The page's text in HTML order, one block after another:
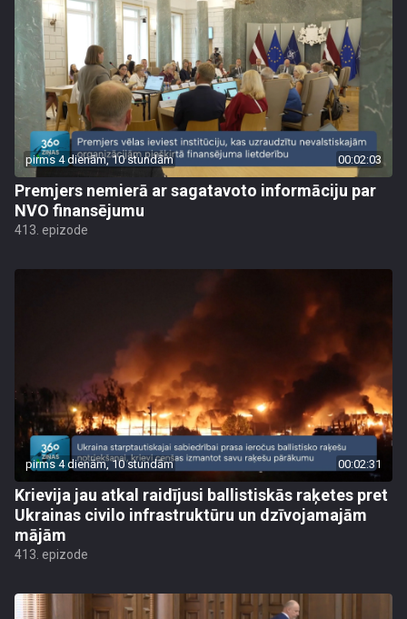
pirms 4 dienām, 10 stundām 00:02:03
Premjers nemierā ar sagatavoto informāciju par
NVO finansējumu
413. epizode
pirms 4 dienām, 10 stundām 00:02:31
Krievija jau atkal raidījusi ballistiskās raķetes pret
Ukrainas civilo infrastruktūru un dzīvojamajām
mājām
413. epizode